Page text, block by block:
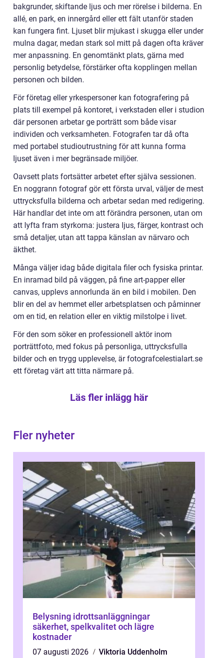
bakgrunder, skiftande ljus och mer rörelse i bilderna. En
allé, en park, en innergård eller ett fält utanför staden
kan fungera fint. Ljuset blir mjukast i skugga eller under
mulna dagar, medan stark sol mitt på dagen ofta kräver
mer anpassning. En genomtänkt plats, gärna med
personlig betydelse, förstärker ofta kopplingen mellan
personen och bilden.
För företag eller yrkespersoner kan fotografering på
plats till exempel på kontoret, i verkstaden eller i studion
där personen arbetar ge porträtt som både visar
individen och verksamheten. Fotografen tar då ofta
med portabel studioutrustning för att kunna forma
ljuset även i mer begränsade miljöer.
Oavsett plats fortsätter arbetet efter själva sessionen.
En noggrann fotograf gör ett första urval, väljer de mest
uttrycksfulla bilderna och arbetar sedan med redigering.
Här handlar det inte om att förändra personen, utan om
att lyfta fram styrkorna: justera ljus, färger, kontrast och
små detaljer, utan att tappa känslan av närvaro och
äkthet.
Många väljer idag både digitala filer och fysiska printar.
En inramad bild på väggen, på fine art-papper eller
canvas, upplevs annorlunda än en bild i mobilen. Den
blir en del av hemmet eller arbetsplatsen och påminner
om en tid, en relation eller en viktig milstolpe i livet.
För den som söker en professionell aktör inom
porträttfoto, med fokus på personliga, uttrycksfulla
bilder och en trygg upplevelse, är fotografcelestialart.se
ett företag värt att titta närmare på.
Läs fler inlägg här
Fler nyheter
Belysning idrottsanläggningar
säkerhet, spelkvalitet och lägre
kostnader
07 augusti 2026 Viktoria Uddenholm